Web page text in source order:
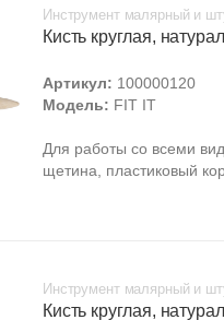
Инструмент малярный и
Кисть круглая,
Артикул: 100000120
Модель: FIT IT
Для работы со всеми
щетина, пластиковый
Инструмент малярный и
Кисть круглая,